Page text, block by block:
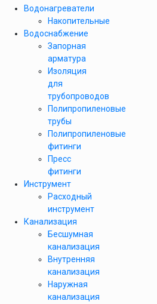
Водонагреватели
Накопительные
Водоснабжение
Запорная
арматура
Изоляция
для
трубопроводов
Полипропиленовые
трубы
Полипропиленовые
фитинги
Пресс
фитинги
Инструмент
Расходный
инструмент
Канализация
Бесшумная
канализация
Внутренняя
канализация
Наружная
канализация